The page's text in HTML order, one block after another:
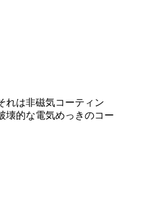
れは非磁気コーティン
壊的な電気めっきのコー